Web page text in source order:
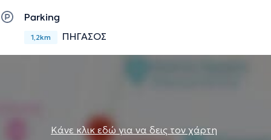
Parking
1,2km ΠΉΓΑΣΟΣ
Κάνε κλικ εδώ για να δεις τον χάρτη